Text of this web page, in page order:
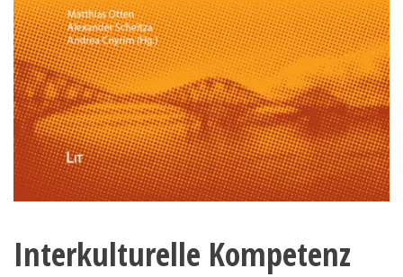
Interkulturelle Kompetenz